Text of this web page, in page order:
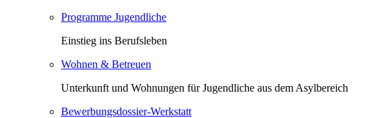
Programme Jugendliche
Einstieg ins Berufsleben
Wohnen & Betreuen
Unterkunft und Wohnungen für Jugendliche aus dem Asylbereich
Bewerbungsdossier-Werkstatt